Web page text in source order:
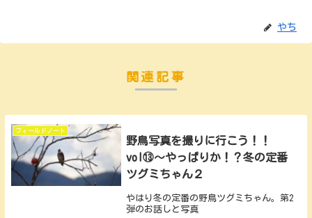
やち
関連記事
フィールドノート
野鳥写真を撮りに行こう！！
vol⑬～やっぱりか！？冬の定番
ツグミちゃん２
やはり冬の定番の野鳥ツグミちゃん。第2
弾のお話しと写真